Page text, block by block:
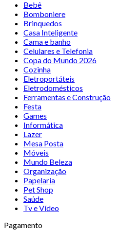
Bebê
Bomboniere
Brinquedos
Casa Inteligente
Cama e banho
Celulares e Telefonia
Copa do Mundo 2026
Cozinha
Eletroportáteis
Eletrodomésticos
Ferramentas e Construção
Festa
Games
Informática
Lazer
Mesa Posta
Móveis
Mundo Beleza
Organização
Papelaria
Pet Shop
Saúde
Tv e Vídeo
Pagamento